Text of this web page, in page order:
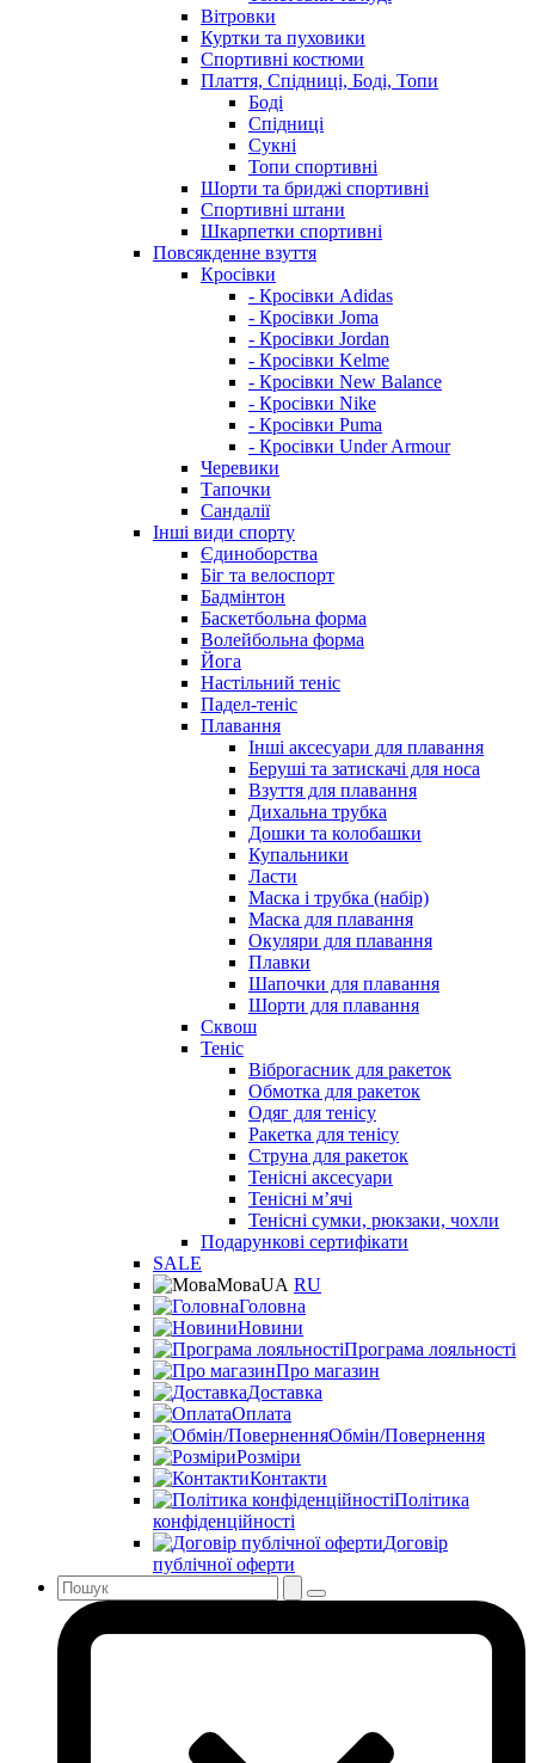
Вітровки
Куртки та пуховики
Спортивні костюми
Плаття, Спідниці, Боді, Топи
Боді
Спідниці
Сукні
Топи спортивні
Шорти та бриджі спортивні
Спортивні штани
Шкарпетки спортивні
Повсякденне взуття
Кросівки
- Кросівки Adidas
- Кросівки Joma
- Кросівки Jordan
- Кросівки Kelme
- Кросівки New Balance
- Кросівки Nike
- Кросівки Puma
- Кросівки Under Armour
Черевики
Тапочки
Сандалії
Інші види спорту
Єдиноборства
Біг та велоспорт
Бадмінтон
Баскетбольна форма
Волейбольна форма
Йога
Настільний теніс
Падел-теніс
Плавання
Інші аксесуари для плавання
Беруші та затискачі для носа
Взуття для плавання
Дихальна трубка
Дошки та колобашки
Купальники
Ласти
Маска і трубка (набір)
Маска для плавання
Окуляри для плавання
Плавки
Шапочки для плавання
Шорти для плавання
Сквош
Теніс
Віброгасник для ракеток
Обмотка для ракеток
Одяг для тенісу
Ракетка для тенісу
Струна для ракеток
Тенісні аксесуари
Тенісні мʼячі
Тенісні сумки, рюкзаки, чохли
Подарункові сертифікати
SALE
МоваUA RU
Головна
Новини
Програма лояльності
Про магазин
Доставка
Оплата
Обмін/Повернення
Розміри
Контакти
Політика
конфіденційності
Договір
публічної оферти